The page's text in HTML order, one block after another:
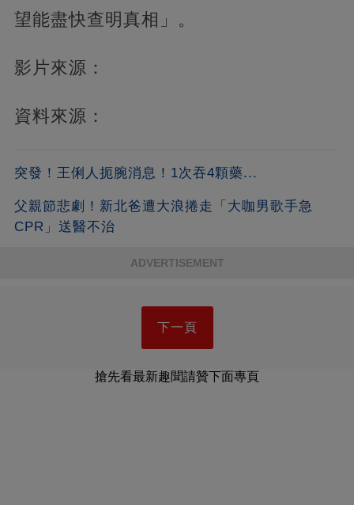
望能盡快查明真相」。
影片來源：
資料來源：
突發！王俐人扼腕消息！1次吞4顆藥...
父親節悲劇！新北爸遭大浪捲走「大咖男歌手急
CPR」送醫不治
ADVERTISEMENT
下一頁
搶先看最新趣聞請贊下面專頁